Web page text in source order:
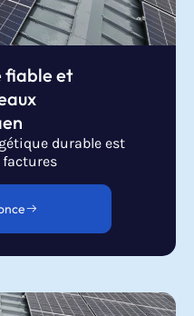
fiable et
durable est
factures